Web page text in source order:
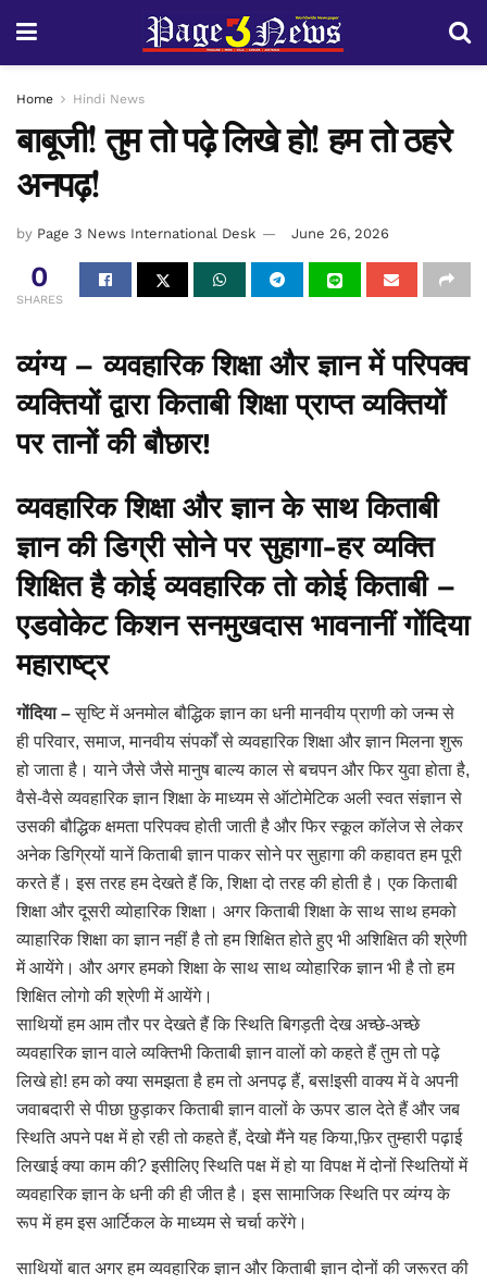
Home Hindi News
बाबूजी! तुम तो पढ़े लिखे हो! हम तो ठहरे
अनपढ़!
by Page 3 News International Desk June 26, 2026
0
SHARES
व्यंग्य – व्यवहारिक शिक्षा और ज्ञान में परिपक्व
व्यक्तियों द्वारा किताबी शिक्षा प्राप्त व्यक्तियों
पर तानों की बौछार!
व्यवहारिक शिक्षा और ज्ञान के साथ किताबी
ज्ञान की डिग्री सोने पर सुहागा-हर व्यक्ति
शिक्षित है कोई व्यवहारिक तो कोई किताबी –
एडवोकेट किशन सनमुखदास भावनानीं गोंदिया
महाराष्ट्र
गोंदिया –सृष्टि में अनमोल बौद्धिक ज्ञान का धनी मानवीय प्राणी को जन्म से
ही परिवार, समाज, मानवीय संपर्कों से व्यवहारिक शिक्षा और ज्ञान मिलना शुरू
हो जाता है। याने जैसे जैसे मानुष बाल्य काल से बचपन और फिर युवा होता है,
वैसे-वैसे व्यवहारिक ज्ञान शिक्षा के माध्यम से ऑटोमेटिक अली स्वत संज्ञान से
उसकी बौद्धिक क्षमता परिपक्व होती जाती है और फिर स्कूल कॉलेज से लेकर
अनेक डिग्रियों यानें किताबी ज्ञान पाकर सोने पर सुहागा की कहावत हम पूरी
करते हैं। इस तरह हम देखते हैं कि, शिक्षा दो तरह की होती है। एक किताबी
शिक्षा और दूसरी व्योहारिक शिक्षा। अगर किताबी शिक्षा के साथ साथ हमको
व्याहारिक शिक्षा का ज्ञान नहीं है तो हम शिक्षित होते हुए भी अशिक्षित की श्रेणी
में आयेंगे। और अगर हमको शिक्षा के साथ साथ व्योहारिक ज्ञान भी है तो हम
शिक्षित लोगो की श्रेणी में आयेंगे।
साथियों हम आम तौर पर देखते हैं कि स्थिति बिगड़ती देख अच्छे-अच्छे
व्यवहारिक ज्ञान वाले व्यक्तिभी किताबी ज्ञान वालों को कहते हैं तुम तो पढ़े
लिखे हो! हम को क्या समझता है हम तो अनपढ़ हैं, बस!इसी वाक्य में वे अपनी
जवाबदारी से पीछा छुड़ाकर किताबी ज्ञान वालों के ऊपर डाल देते हैं और जब
स्थिति अपने पक्ष में हो रही तो कहते हैं, देखो मैंने यह किया,फ़िर तुम्हारी पढ़ाई
लिखाई क्या काम की? इसीलिए स्थिति पक्ष में हो या विपक्ष में दोनों स्थितियों में
व्यवहारिक ज्ञान के धनी की ही जीत है। इस सामाजिक स्थिति पर व्यंग्य के
रूप में हम इस आर्टिकल के माध्यम से चर्चा करेंगे।
साथियों बात अगर हम व्यवहारिक ज्ञान और किताबी ज्ञान दोनों की जरूरत की